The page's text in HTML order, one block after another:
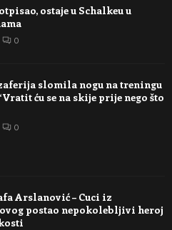
ostaje u Schalkeu u
0
slomila nogu na treningu
ću se na skije prije nego što
0
Arslanović – Cuci iz
postao nepokolebljivi heroj